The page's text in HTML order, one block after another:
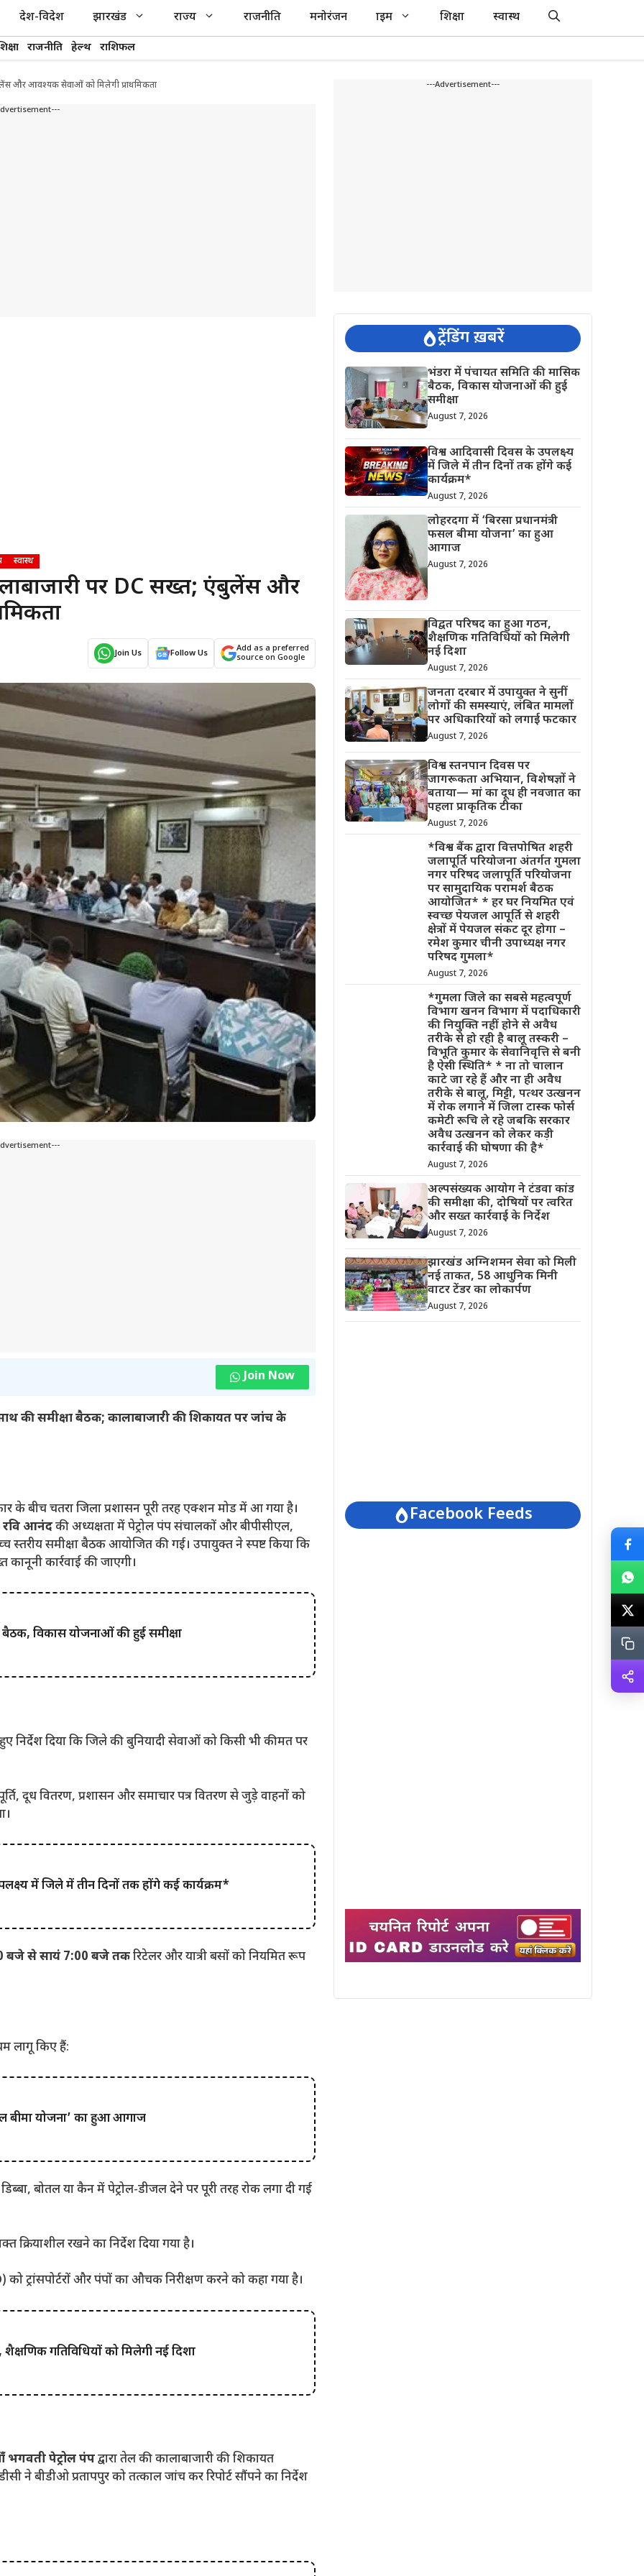
देश-विदेश झारखंड राज्य राजनीति मनोरंजन क्राइम शिक्षा स्वास्थ
राजनीति हेल्थ राशिफल
और आवश्यक सेवाओं को मिलेगी प्राथमिकता
स्वास्थ
पर DC सख्त; एंबुलेंस और
Join Us Follow Us
Add as a preferred
source on Google
Join Now
की समीक्षा बैठक; कालाबाजारी की शिकायत पर जांच के
के बीच चतरा जिला प्रशासन पूरी तरह एक्शन मोड में आ गया है।
रवि आनंदकी अध्यक्षता में पेट्रोल पंप संचालकों और बीपीसीएल,
समीक्षा बैठक आयोजित की गई। उपायुक्त ने स्पष्ट किया कि
कार्रवाई की जाएगी।
विकास योजनाओं की हुई समीक्षा
दिया कि जिले की बुनियादी सेवाओं को किसी भी कीमत पर
दूध वितरण, प्रशासन और समाचार पत्र वितरण से जुड़े वाहनों को
में जिले में तीन दिनों तक होंगे कई कार्यक्रम*
बजे से सायं 7:00 बजे तकरिटेलर और यात्री बसों को नियमित रूप
लागू किए हैं:
बीमा योजना’ का हुआ आगाज
बोतल या कैन में पेट्रोल-डीजल देने पर पूरी तरह रोक लगा दी गई
क्रियाशील रखने का निर्देश दिया गया है।
को ट्रांसपोर्टरों और पंपों का औचक निरीक्षण करने को कहा गया है।
गतिविधियों को मिलेगी नई दिशा
भगवती पेट्रोल पंपद्वारा तेल की कालाबाजारी की शिकायत
ने बीडीओ प्रतापपुर को तत्काल जांच कर रिपोर्ट सौंपने का निर्देश
---Advertisement---
ट्रेंडिंग ख़बरें
भंडरा में पंचायत समिति की मासिक
बैठक, विकास योजनाओं की हुई
समीक्षा
August 7, 2026
विश्व आदिवासी दिवस के उपलक्ष्य
में जिले में तीन दिनों तक होंगे कई
कार्यक्रम*
August 7, 2026
लोहरदगा में ‘बिरसा प्रधानमंत्री
फसल बीमा योजना’ का हुआ
आगाज
August 7, 2026
विद्वत परिषद का हुआ गठन,
शैक्षणिक गतिविधियों को मिलेगी
नई दिशा
August 7, 2026
जनता दरबार में उपायुक्त ने सुनीं
लोगों की समस्याएं, लंबित मामलों
पर अधिकारियों को लगाई फटकार
August 7, 2026
विश्व स्तनपान दिवस पर
जागरूकता अभियान, विशेषज्ञों ने
बताया— मां का दूध ही नवजात का
पहला प्राकृतिक टीका
August 7, 2026
*विश्व बैंक द्वारा वित्तपोषित शहरी
जलापूर्ति परियोजना अंतर्गत गुमला
नगर परिषद जलापूर्ति परियोजना
पर सामुदायिक परामर्श बैठक
आयोजित* * हर घर नियमित एवं
स्वच्छ पेयजल आपूर्ति से शहरी
क्षेत्रों में पेयजल संकट दूर होगा –
रमेश कुमार चीनी उपाध्यक्ष नगर
परिषद गुमला*
August 7, 2026
*गुमला जिले का सबसे महत्वपूर्ण
विभाग खनन विभाग में पदाधिकारी
की नियुक्ति नहीं होने से अवैध
तरीके से हो रही है बालू तस्करी –
विभूति कुमार के सेवानिवृत्ति से बनी
है ऐसी स्थिति* * ना तो चालान
काटे जा रहे हैं और ना ही अवैध
तरीके से बालू, मिट्टी, पत्थर उत्खनन
में रोक लगाने में जिला टास्क फोर्स
कमेटी रूचि ले रहे जबकि सरकार
अवैध उत्खनन को लेकर कड़ी
कार्रवाई की घोषणा की है*
August 7, 2026
अल्पसंख्यक आयोग ने टंडवा कांड
की समीक्षा की, दोषियों पर त्वरित
और सख्त कार्रवाई के निर्देश
August 7, 2026
झारखंड अग्निशमन सेवा को मिली
नई ताकत, 58 आधुनिक मिनी
वाटर टेंडर का लोकार्पण
August 7, 2026
Facebook Feeds